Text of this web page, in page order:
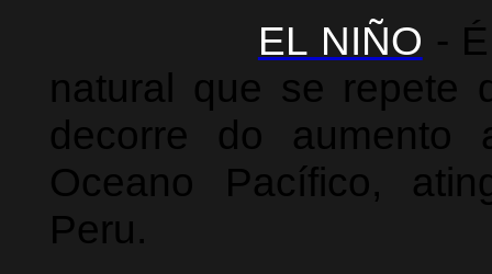
EL NIÑO -
natural que se
decorre do aumento
Oceano Pacífico,
Peru.